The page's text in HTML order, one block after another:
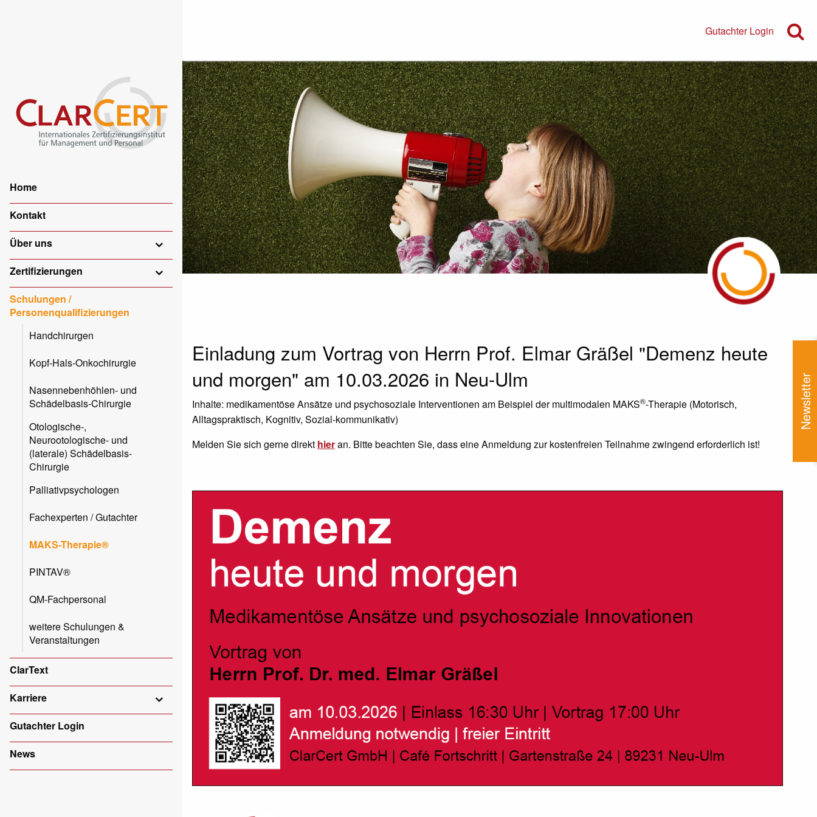
Home
Kontakt
Über uns
Zertifizierungen
Schulungen /
Personenqualifizierungen
Handchirurgen
Kopf-Hals-Onkochirurgie
Nasennebenhöhlen- und
Schädelbasis-Chirurgie
Otologische-,
Neurootologische- und
(laterale) Schädelbasis-
Chirurgie
Palliativpsychologen
Fachexperten / Gutachter
MAKS-Therapie®
PINTAV®
QM-Fachpersonal
weitere Schulungen &
Veranstaltungen
ClarText
Karriere
Gutachter Login
News
Gutachter Login
Einladung zum Vortrag von Herrn Prof. Elmar Gräßel "Demenz heute
und morgen" am 10.03.2026 in Neu-Ulm
Inhalte: medikamentöse Ansätze und psychosoziale Interventionen am Beispiel der multimodalen MAKS®-Therapie (Motorisch,
Alltagspraktisch, Kognitiv, Sozial-kommunikativ)
Melden Sie sich gerne direkt hieran. Bitte beachten Sie, dass eine Anmeldung zur kostenfreien Teilnahme zwingend erforderlich ist!
Newsletter